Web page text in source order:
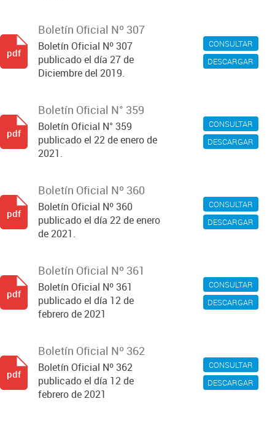
CONSULTAR
DESCARGAR
Boletín Oficial Nº 307
Boletín Oficial Nº 307
publicado el día 27 de
Diciembre del 2019.
pdf
CONSULTAR
DESCARGAR
Boletín Oficial N° 359
Boletín Oficial N° 359
publicado el 22 de enero de
2021.
pdf
CONSULTAR
DESCARGAR
Boletín Oficial Nº 360
Boletín Oficial Nº 360
publicado el día 22 de enero
de 2021.
pdf
CONSULTAR
DESCARGAR
Boletín Oficial Nº 361
Boletín Oficial Nº 361
publicado el día 12 de
febrero de 2021
pdf
CONSULTAR
DESCARGAR
Boletín Oficial Nº 362
Boletín Oficial Nº 362
publicado el día 12 de
febrero de 2021
pdf